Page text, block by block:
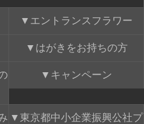
エントランスフラワー
はがきをお持ちの方
キャンペーン
東京都中小企業振興公社プ